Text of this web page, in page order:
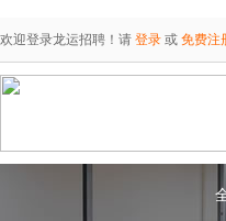
欢迎登录龙运招聘！请 登录 或 免费注